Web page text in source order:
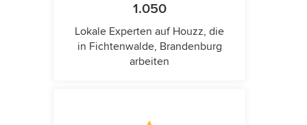
1.050
Lokale Experten auf Houzz, die
in Fichtenwalde, Brandenburg
arbeiten